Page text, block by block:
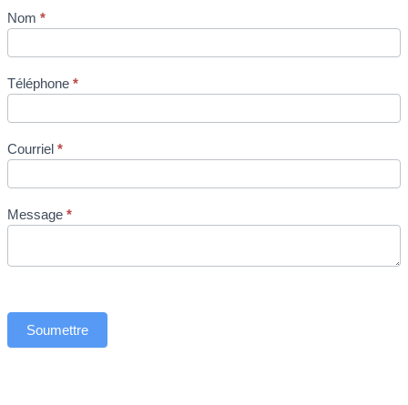
Industry
page
Nom *
Téléphone *
Courriel *
Message *
Soumettre